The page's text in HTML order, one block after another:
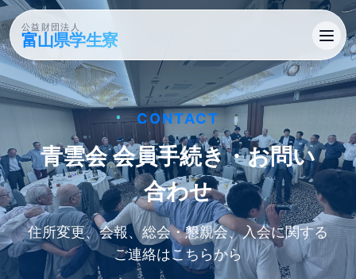
公益財団法人
富山県学生寮
CONTACT
青雲会 会員手続き・​お問い​
合わせ
住所変更、会報、総会・懇親会、入会に関する
ご連絡はこちらから